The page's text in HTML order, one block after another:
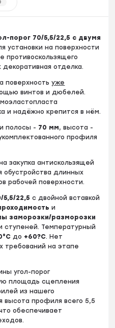
порог 70/5,5/22,5 с двумя
установки на поверхности
противоскользящего
отделка.
поверхностьуже
винтов и дюбелей.
и надёжно крепится в нём.
полосы - 70 мм, высота -
профиля
закупка антискользящей
обустройства длинных
рабочей поверхности.
5,5/22,5c двойной вставкой
и
заморозки/разморозки
ступеней. Температурный
до +60?С. Нет
требований на этапе
угол-порог
площадь сцепления
из нашего
высота профиля всего 5,5
обеспечивает